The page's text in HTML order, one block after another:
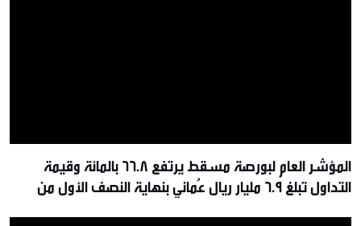
المؤشر العام لبورصة مسقط يرتفع 66.8 بالمائة وقيمة
التداول تبلغ 6.9 مليار ريال عُماني بنهاية النصف الأول من